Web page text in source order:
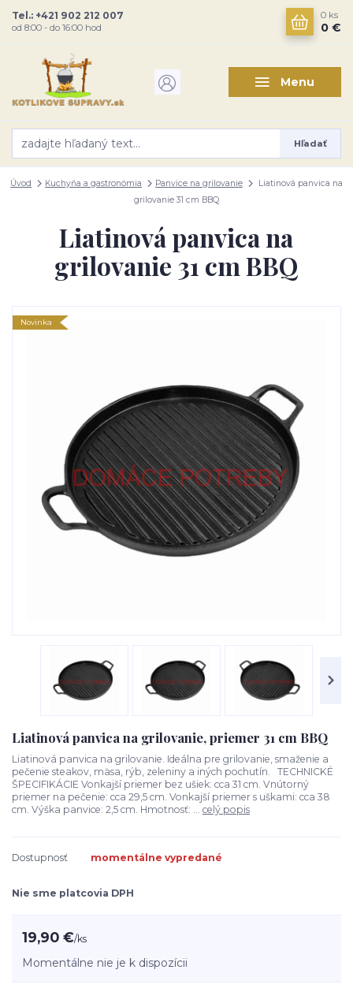
Menu
Hľadať
Tel.: +421 902 212 007
od 8:00 - do 16:00 hod
0 ks
0 €
Úvod Kuchyňa a gastronómia Panvice na grilovanie
Liatinová panvica na
grilovanie 31 cm BBQ
Liatinová panvica na
grilovanie 31 cm BBQ
Novinka
Liatinová panvica na grilovanie, priemer 31 cm BBQ
Liatinová panvica na grilovanie. Ideálna pre grilovanie, smaženie a
pečenie steakov, mäsa, rýb, zeleniny a iných pochutín. TECHNICKÉ
ŠPECIFIKÁCIE Vonkajší priemer bez ušiek: cca 31 cm. Vnútorný
priemer na pečenie: cca 29,5 cm. Vonkajší priemer s uškami: cca 38
cm. Výška panvice: 2,5 cm. Hmotnosť: ... celý popis
Dostupnosť momentálne vypredané
Nie sme platcovia DPH
19,90 €/ks
Momentálne nie je k dispozícii